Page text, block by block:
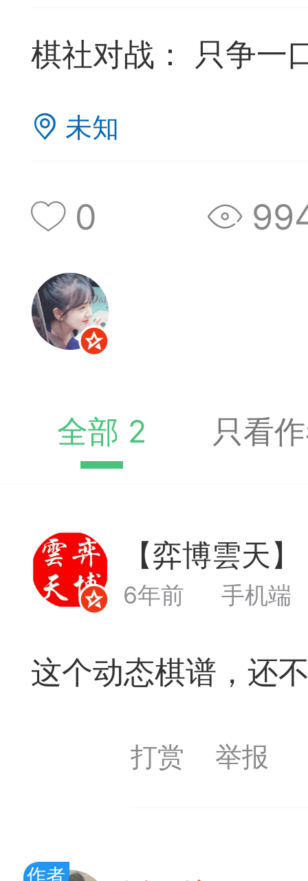
体。读者再也不是收
包含非常丰富的内容
适合学习。开局，中
，大家不要错过。一
藏夹中（或叫书签）
题书签：
境界 Lv11
VIP11
05-09 18:39
电脑端 公
棋社对战： 只争一
未知
0
全部 2 只看
【弈博雲天】
6年前 手机端
这个动态棋谱，还
打赏 举报
作者